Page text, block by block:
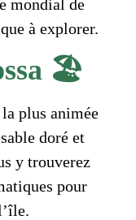
mondial de
à explorer.
🏖️
plus animée
doré et
y trouverez
pour